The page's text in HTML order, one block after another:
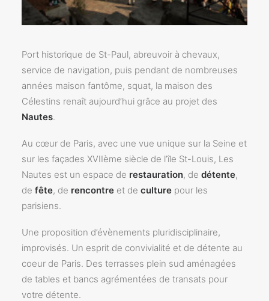
Port historique de St-Paul, abreuvoir à chevaux,
service de navigation, puis pendant de nombreuses
années maison fantôme, squat, la maison des
Célestins renaît aujourd’hui grâce au projet des
Nautes.
Au cœur de Paris, avec une vue unique sur la Seine et
sur les façades XVIIème siècle de l’île St-Louis, Les
Nautes est un espace de restauration, de détente,
de fête, de rencontre et de culture pour les
parisiens.
Une proposition d’évènements pluridisciplinaire,
improvisés. Un esprit de convivialité et de détente au
coeur de Paris. Des terrasses plein sud aménagées
de tables et bancs agrémentées de transats pour
votre détente.